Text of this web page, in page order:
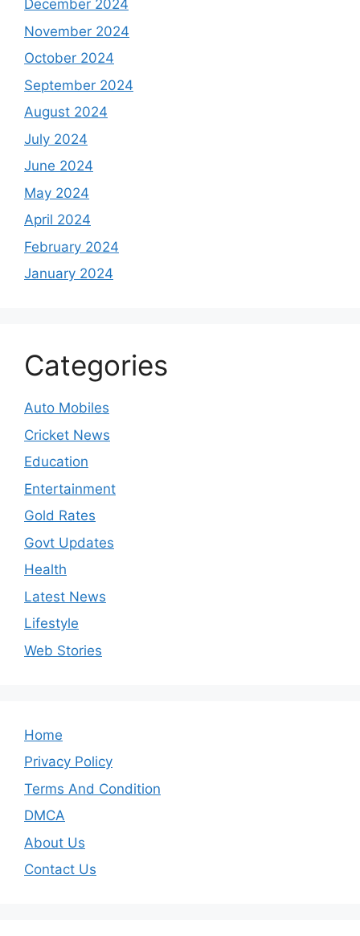
December 2024
November 2024
October 2024
September 2024
August 2024
July 2024
June 2024
May 2024
April 2024
February 2024
January 2024
Categories
Auto Mobiles
Cricket News
Education
Entertainment
Gold Rates
Govt Updates
Health
Latest News
Lifestyle
Web Stories
Home
Privacy Policy
Terms And Condition
DMCA
About Us
Contact Us